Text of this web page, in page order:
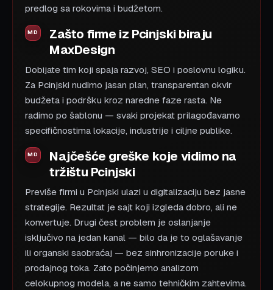
predlog sa rokovima i budžetom.
Zašto firme iz Pcinjski biraju
MaxDesign
Dobijate tim koji spaja razvoj, SEO i poslovnu logiku.
Za Pcinjski nudimo jasan plan, transparentan okvir
budžeta i podršku kroz naredne faze rasta. Ne
radimo po šablonu — svaki projekat prilagođavamo
specifičnostima lokacije, industrije i ciljne publike.
Najčešće greške koje vidimo na
tržištu Pcinjski
Previše firmi u Pcinjski ulazi u digitalizaciju bez jasne
strategije. Rezultat je sajt koji izgleda dobro, ali ne
konvertuje. Drugi čest problem je oslanjanje
isključivo na jedan kanal — bilo da je to oglašavanje
ili organski saobraćaj — bez sinhronizacije poruke i
prodajnog toka. Zato počinjemo analizom
celokupnog modela, a ne samo tehničkim zahtevima.